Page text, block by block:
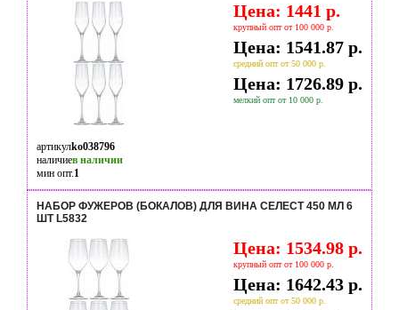
Цена: 1441 р.
крупный опт от 100 000 р.
Цена: 1541.87 р.
средний опт от 50 000 р.
Цена: 1726.89 р.
мелкий опт от 10 000 р.
артикулko038796
наличиев наличии
мин опт.1
НАБОР ФУЖЕРОВ (БОКАЛОВ) ДЛЯ ВИНА СЕЛЕСТ 450 МЛ 6
ШТ L5832
Цена: 1534.98 р.
крупный опт от 100 000 р.
Цена: 1642.43 р.
средний опт от 50 000 р.